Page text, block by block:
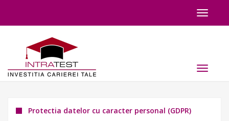
Toggle
Toggle
Protectia datelor cu caracter personal (GDPR)